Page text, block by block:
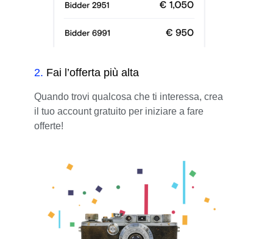
2. Fai l’offerta più alta
Quando trovi qualcosa che ti interessa, crea
il tuo account gratuito per iniziare a fare
offerte!